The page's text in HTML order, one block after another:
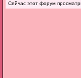
Сейчас этот форум